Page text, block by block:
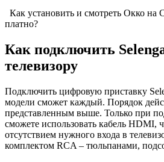
Как установить и смотреть Окко на
платно?
Как подключить
телевизору
Подключить цифровую приставку
модели сможет каждый. Порядок
представленным выше. Только при
сможете использовать кабель HDMI,
отсутствием нужного входа в
комплектом RCA – тюльпанами,